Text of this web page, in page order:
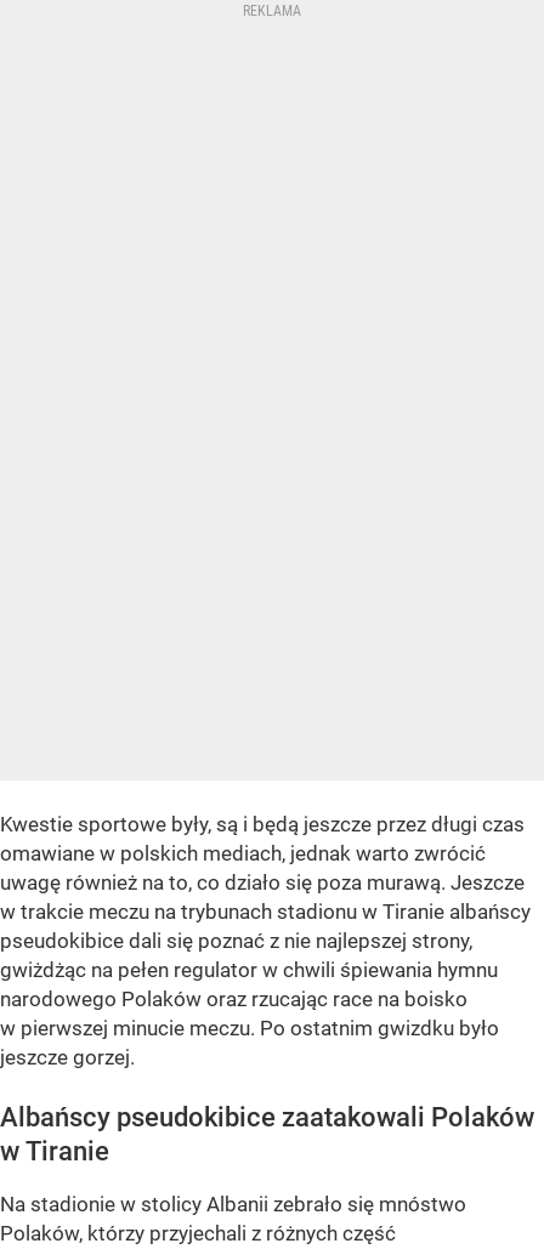
Kwestie sportowe były, są i będą jeszcze przez długi czas
omawiane w polskich mediach, jednak warto zwrócić
uwagę również na to, co działo się poza murawą. Jeszcze
w trakcie meczu na trybunach stadionu w Tiranie albańscy
pseudokibice dali się poznać z nie najlepszej strony,
gwiżdżąc na pełen regulator w chwili śpiewania hymnu
narodowego Polaków oraz rzucając race na boisko
w pierwszej minucie meczu. Po ostatnim gwizdku było
jeszcze gorzej.
Albańscy pseudokibice zaatakowali Polaków
w Tiranie
Na stadionie w stolicy Albanii zebrało się mnóstwo
Polaków, którzy przyjechali z różnych część